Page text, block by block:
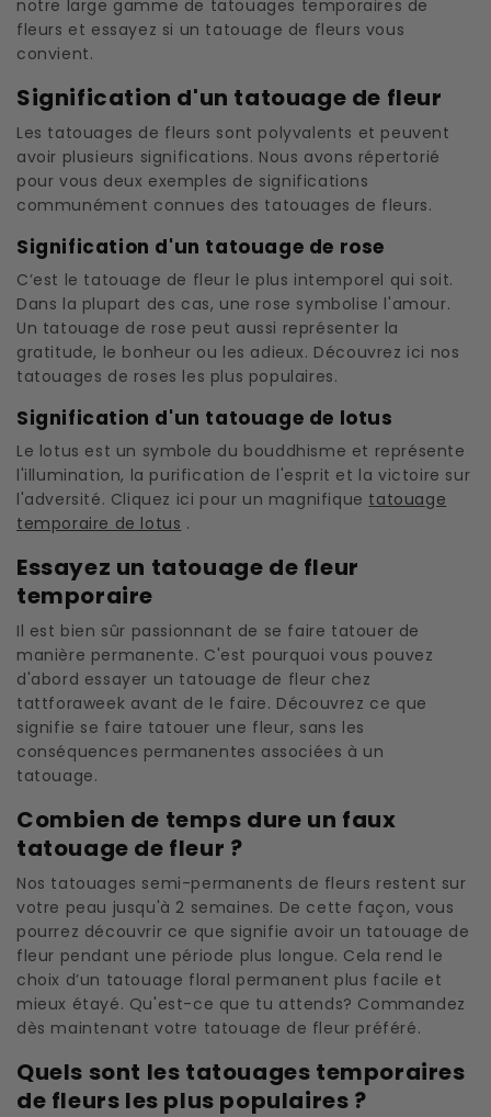
notre large gamme de tatouages ​​temporaires de
fleurs et essayez si un tatouage de fleurs vous
convient.
Signification d'un tatouage de fleur
Les tatouages ​​​​de fleurs sont polyvalents et peuvent
avoir plusieurs significations. Nous avons répertorié
pour vous deux exemples de significations
communément connues des tatouages ​​​​de fleurs.
Signification d'un tatouage de rose
C’est le tatouage de fleur le plus intemporel qui soit.
Dans la plupart des cas, une rose symbolise l'amour.
Un tatouage de rose peut aussi représenter la
gratitude, le bonheur ou les adieux. Découvrez ici nos
tatouages ​​​​de roses les plus populaires.
Signification d'un tatouage de lotus
Le lotus est un symbole du bouddhisme et représente
l'illumination, la purification de l'esprit et la victoire sur
l'adversité. Cliquez ici pour un magnifique tatouage
temporaire de lotus .
Essayez un tatouage de fleur
temporaire
Il est bien sûr passionnant de se faire tatouer de
manière permanente. C'est pourquoi vous pouvez
d'abord essayer un tatouage de fleur chez
tattforaweek avant de le faire. Découvrez ce que
signifie se faire tatouer une fleur, sans les
conséquences permanentes associées à un
tatouage.
Combien de temps dure un faux
tatouage de fleur ?
Nos tatouages ​​semi-permanents de fleurs restent sur
votre peau jusqu'à 2 semaines. De cette façon, vous
pourrez découvrir ce que signifie avoir un tatouage de
fleur pendant une période plus longue. Cela rend le
choix d’un tatouage floral permanent plus facile et
mieux étayé. Qu'est-ce que tu attends? Commandez
dès maintenant votre tatouage de fleur préféré.
Quels sont les tatouages ​​temporaires
de fleurs les plus populaires ?